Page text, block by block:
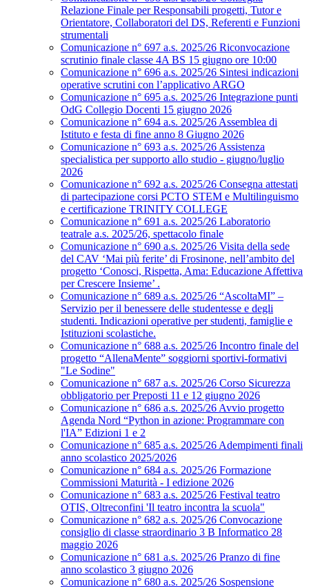
Relazione Finale per Responsabili progetti, Tutor e
Orientatore, Collaboratori del DS, Referenti e Funzioni
strumentali
Comunicazione n° 697 a.s. 2025/26 Riconvocazione
scrutinio finale classe 4A BS 15 giugno ore 10:00
Comunicazione n° 696 a.s. 2025/26 Sintesi indicazioni
operative scrutini con l’applicativo ARGO
Comunicazione n° 695 a.s. 2025/26 Integrazione punti
OdG Collegio Docenti 15 giugno 2026
Comunicazione n° 694 a.s. 2025/26 Assemblea di
Istituto e festa di fine anno 8 Giugno 2026
Comunicazione n° 693 a.s. 2025/26 Assistenza
specialistica per supporto allo studio - giugno/luglio
2026
Comunicazione n° 692 a.s. 2025/26 Consegna attestati
di partecipazione corsi PCTO STEM e Multilinguismo
e certificazione TRINITY COLLEGE
Comunicazione n° 691 a.s. 2025/26 Laboratorio
teatrale a.s. 2025/26, spettacolo finale
Comunicazione n° 690 a.s. 2025/26 Visita della sede
del CAV ‘Mai più ferite’ di Frosinone, nell’ambito del
progetto ‘Conosci, Rispetta, Ama: Educazione Affettiva
per Crescere Insieme’ .
Comunicazione n° 689 a.s. 2025/26 “AscoltaMI” –
Servizio per il benessere delle studentesse e degli
studenti. Indicazioni operative per studenti, famiglie e
Istituzioni scolastiche.
Comunicazione n° 688 a.s. 2025/26 Incontro finale del
progetto “AllenaMente” soggiorni sportivi‑formativi
"Le Sodine"
Comunicazione n° 687 a.s. 2025/26 Corso Sicurezza
obbligatorio per Preposti 11 e 12 giugno 2026
Comunicazione n° 686 a.s. 2025/26 Avvio progetto
Agenda Nord “Python in azione: Programmare con
l'IA” Edizioni 1 e 2
Comunicazione n° 685 a.s. 2025/26 Adempimenti finali
anno scolastico 2025/2026
Comunicazione n° 684 a.s. 2025/26 Formazione
Commissioni Maturità - I edizione 2026
Comunicazione n° 683 a.s. 2025/26 Festival teatro
OTIS, Oltreconfini 'Il teatro incontra la scuola"
Comunicazione n° 682 a.s. 2025/26 Convocazione
consiglio di classe straordinario 3 B Informatico 28
maggio 2026
Comunicazione n° 681 a.s. 2025/26 Pranzo di fine
anno scolastico 3 giugno 2026
Comunicazione n° 680 a.s. 2025/26 Sospensione